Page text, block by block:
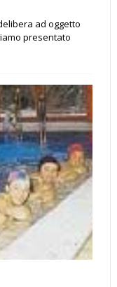
ad oggetto
presentato